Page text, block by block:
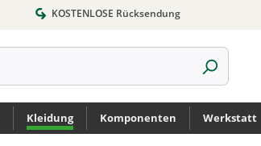
KOSTENLOSE Rücksendung
Kleidung Komponenten Werkstatt